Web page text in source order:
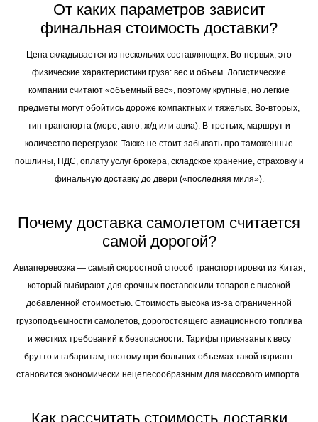
От каких параметров зависит
финальная стоимость доставки?
Цена складывается из нескольких составляющих. Во-первых, это
физические характеристики груза: вес и объем. Логистические
компании считают «объемный вес», поэтому крупные, но легкие
предметы могут обойтись дороже компактных и тяжелых. Во-вторых,
тип транспорта (море, авто, ж/д или авиа). В-третьих, маршрут и
количество перегрузок. Также не стоит забывать про таможенные
пошлины, НДС, оплату услуг брокера, складское хранение, страховку и
финальную доставку до двери («последняя миля»).
Почему доставка самолетом считается
самой дорогой?
Авиаперевозка — самый скоростной способ транспортировки из Китая,
который выбирают для срочных поставок или товаров с высокой
добавленной стоимостью. Стоимость высока из-за ограниченной
грузоподъемности самолетов, дорогостоящего авиационного топлива
и жестких требований к безопасности. Тарифы привязаны к весу
брутто и габаритам, поэтому при больших объемах такой вариант
становится экономически нецелесообразным для массового импорта.
Как рассчитать стоимость доставки